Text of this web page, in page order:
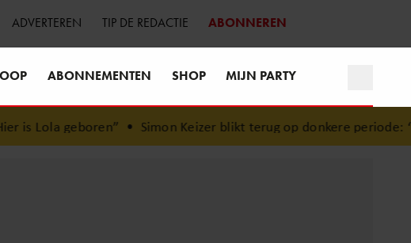
ADVERTEREN TIP DE REDACTIE ABONNEREN
ABONNEMENTEN SHOP MIJN PARTY
Lola geboren”•Simon Keizer blikt terug op donkere periode: ‘Ik